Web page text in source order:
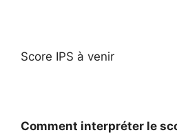
Score IPS à venir
Comment interpréter le